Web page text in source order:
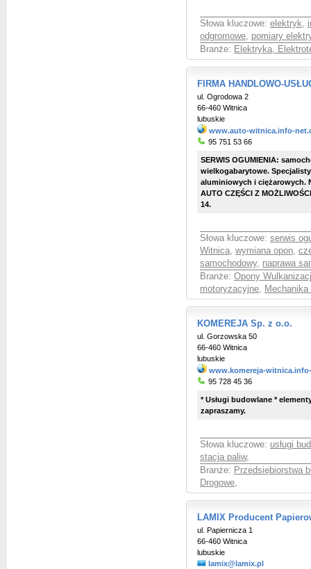
Słowa kluczowe: elektryk,
odgromowe, pomiary
Branże: Elektryka,
FIRMA HANDLOWO-
ul. Ogrodowa 2
66-460 Witnica
lubuskie
www.auto-witnica.info-
95 751 53 66
SERWIS OGUMIENIA:
wielkogabarytowe.
aluminiowych i ciężarowych.
AUTO CZĘŚCI Z
14.
Słowa kluczowe: serwis
Witnica, wymiana opon,
samochodowy, naprawa
Branże: Opony
motoryzacyjne,
KOMEREJA Sp. z o.o.
ul. Gorzowska 50
66-460 Witnica
lubuskie
www.komereja-
95 728 45 36
* Usługi budowlane *
zapraszamy.
Słowa kluczowe: usługi
stacja paliw,
Branże: Przedsiębiorstwa
Drogowe,
LAMIX Producent
ul. Papiernicza 1
66-460 Witnica
lubuskie
lamix@lamix.pl